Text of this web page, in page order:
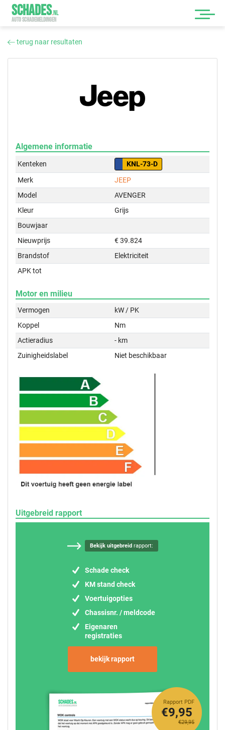
SCHADES.NL
AUTO SCHADEMELDINGEN
terug naar resultaten
Algemene informatie
Kenteken
KNL-73-D
Merk
JEEP
Model
AVENGER
Kleur
Grijs
Bouwjaar
Nieuwprijs
€ 39.824
Brandstof
Elektriciteit
APK tot
Motor en milieu
Vermogen
kW / PK
Koppel
Nm
Actieradius
- km
Zuinigheidslabel
Niet beschikbaar
Uitgebreid rapport
Bekijk uitgebreidrapport:
Schade check
KM stand check
Voertuigopties
Chassisnr. / meldcode
Eigenaren
registraties
bekijk rapport
Rapport PDF
€29,95
€9,95